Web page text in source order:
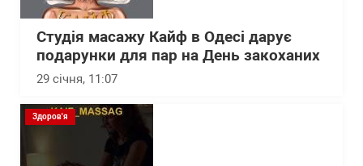
Студія масажу Кайф в Одесі дарує
подарунки для пар на День закоханих
29 січня, 11:07
Здоров'я